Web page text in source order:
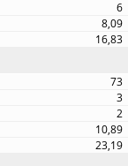
6
8,09
16,83
73
3
2
10,89
23,19